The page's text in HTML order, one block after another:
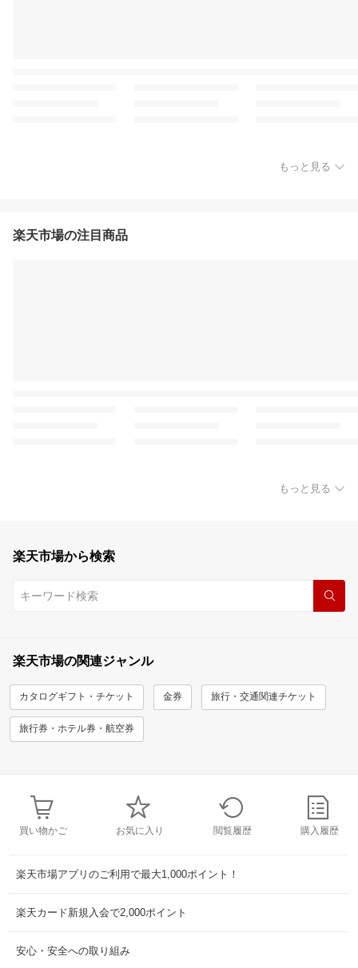
もっと見る
楽天市場の注目商品
もっと見る
楽天市場から検索
楽天市場の関連ジャンル
カタログギフト・チケット 金券 旅行・交通関連チケット
旅行券・ホテル券・航空券
買い物かご お気に入り 閲覧履歴 購入履歴
楽天市場アプリのご利用で最大1,000ポイント！
楽天カード新規入会で2,000ポイント
安心・安全への取り組み